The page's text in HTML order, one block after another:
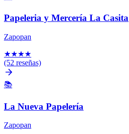
Papeleria y Mercería La Casita
Zapopan
★★★★
(52 reseñas)
📚
La Nueva Papelería
Zapopan